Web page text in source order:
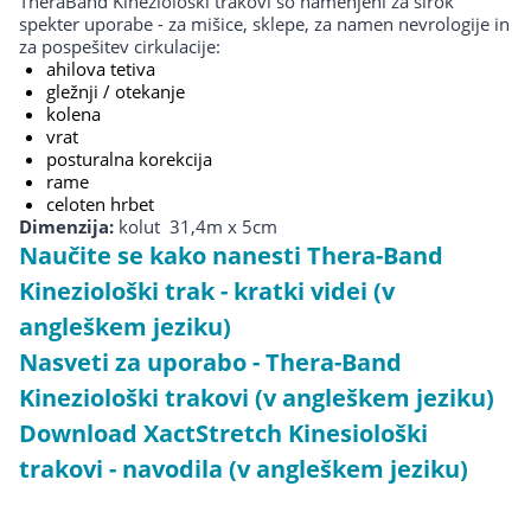
spekter uporabe - za mišice, sklepe, za namen nevrologije in
za pospešitev cirkulacije:
ahilova tetiva
gležnji / otekanje
kolena
vrat
posturalna korekcija
rame
celoten hrbet
Dimenzija: kolut 31,4m x 5cm
Naučite se kako nanesti Thera-Band
Kineziološki trak - kratki videi (v
angleškem jeziku)
Nasveti za uporabo - Thera-Band
Kineziološki trakovi (v angleškem jeziku)
Download XactStretch Kinesiološki
trakovi - navodila (v angleškem jeziku)